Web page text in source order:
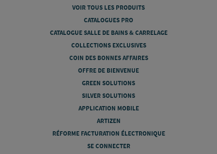
VOIR TOUS LES PRODUITS
CATALOGUES PRO
CATALOGUE SALLE DE BAINS & CARRELAGE
COLLECTIONS EXCLUSIVES
COIN DES BONNES AFFAIRES
OFFRE DE BIENVENUE
GREEN SOLUTIONS
SILVER SOLUTIONS
APPLICATION MOBILE
ARTIZEN
RÉFORME FACTURATION ÉLECTRONIQUE
SE CONNECTER